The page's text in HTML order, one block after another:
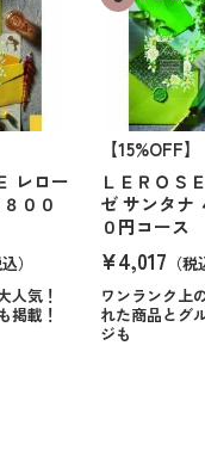
レロー
００
）
人気！
掲載！
【15%OFF】
ＬＥＲＯＳ
ゼ サンタナ
０円コース
¥4,017 （
ワンランク上
れた商品とグ
ジも